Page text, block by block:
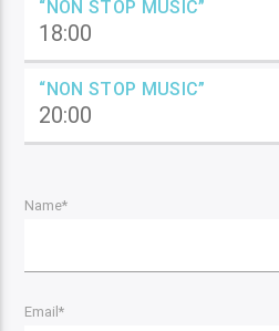
“NON STOP MUSIC”
18:00
“NON STOP MUSIC”
20:00
Name*
Email*